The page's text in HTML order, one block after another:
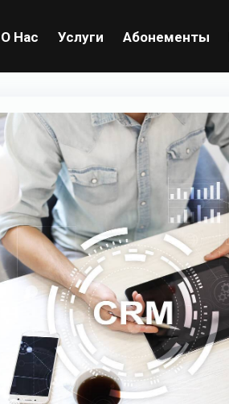
О Нас Услуги Абонементы